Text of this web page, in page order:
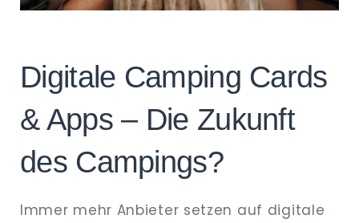
Digitale Camping Cards
& Apps – Die Zukunft
des Campings?
Immer mehr Anbieter setzen auf digitale